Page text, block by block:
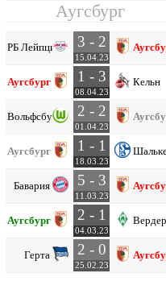
Аугсбург
РБ Лейпциг 3 - 2
15.04.23
Аугсбург 1 - 3
08.04.23
Кельн
Вольфсбург 2 - 2
01.04.23
Аугсбург 1 - 1
18.03.23
Шальке
Бавария 5 - 3
11.03.23
Аугсбург 2 - 1
04.03.23
Вердер
Герта 2 - 0
25.02.23